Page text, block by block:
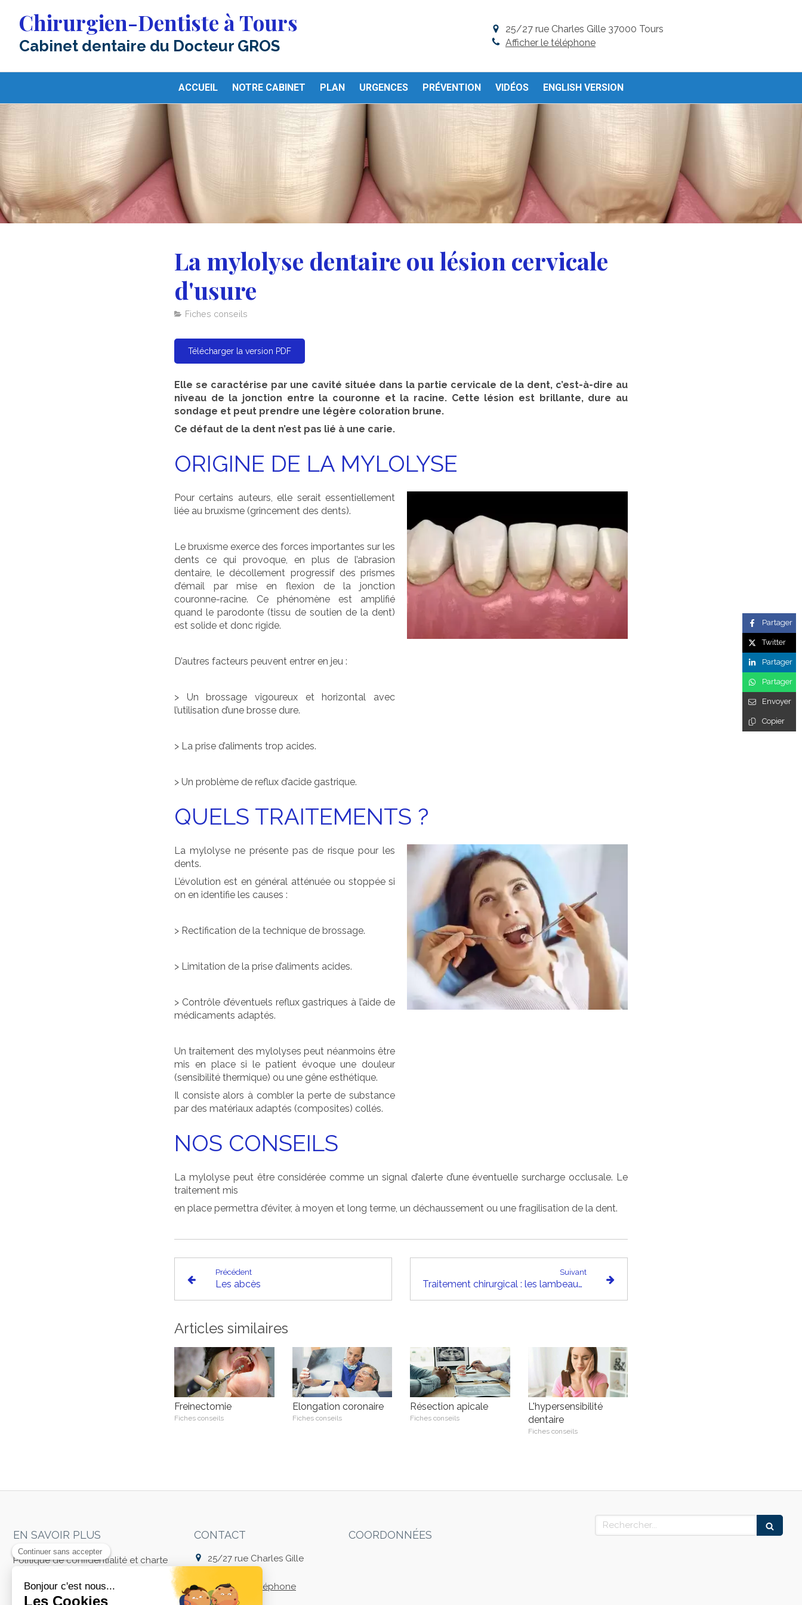
Chirurgien-Dentiste à Tours 25/27 rue Charles Gille 37000 Tours
Afficher le téléphone
Cabinet dentaire du Docteur GROS
ACCUEIL NOTRE CABINET PLAN URGENCES PRÉVENTION VIDÉOS ENGLISH VERSION
La mylolyse dentaire ou lésion cervicale
d'usure
Fiches conseils
Télécharger la version PDF
Elle se caractérise par une cavité située dans la partie cervicale de la dent, c’est-à-dire au
niveau de la jonction entre la couronne et la racine. Cette lésion est brillante, dure au
sondage et peut prendre une légère coloration brune.
Ce défaut de la dent n’est pas lié à une carie.
ORIGINE DE LA MYLOLYSE
Pour certains auteurs, elle serait essentiellement
liée au bruxisme (grincement des dents).
Le bruxisme exerce des forces importantes sur les
dents ce qui provoque, en plus de l’abrasion
dentaire, le décollement progressif des prismes
d’émail par mise en flexion de la jonction
couronne-racine. Ce phénomène est amplifié
quand le parodonte (tissu de soutien de la dent)
est solide et donc rigide.
D’autres facteurs peuvent entrer en jeu :
> Un brossage vigoureux et horizontal avec
l’utilisation d’une brosse dure.
> La prise d’aliments trop acides.
> Un problème de reflux d’acide gastrique.
QUELS TRAITEMENTS ?
La mylolyse ne présente pas de risque pour les
dents.
L’évolution est en général atténuée ou stoppée si
on en identifie les causes :
> Rectification de la technique de brossage.
> Limitation de la prise d’aliments acides.
> Contrôle d’éventuels reflux gastriques à l’aide de
médicaments adaptés.
Un traitement des mylolyses peut néanmoins être
mis en place si le patient évoque une douleur
(sensibilité thermique) ou une gêne esthétique.
Il consiste alors à combler la perte de substance
par des matériaux adaptés (composites) collés.
NOS CONSEILS
La mylolyse peut être considérée comme un signal d’alerte d’une éventuelle surcharge occlusale. Le
traitement mis
en place permettra d’éviter, à moyen et long terme, un déchaussement ou une fragilisation de la dent.
Précédent
Les abcès
Suivant
Traitement chirurgical : les lambeaux d’assainissement
Articles similaires
Freinectomie
Fiches conseils
Elongation coronaire
Fiches conseils
Résection apicale
Fiches conseils
L'hypersensibilité
dentaire
Fiches conseils
Partager
Twitter
Partager
Partager
Envoyer
Copier
EN SAVOIR PLUS
Politique de confidentialité et charte
Mentions légales
CONTACT
25/27 rue Charles Gille
Afficher le téléphone
COORDONNÉES
Rechercher